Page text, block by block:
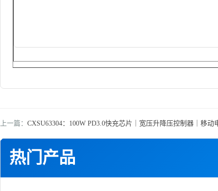
热门产品
上一篇： CXSU63304：100W PD3.0快充芯片｜宽压升降压控制器｜移动